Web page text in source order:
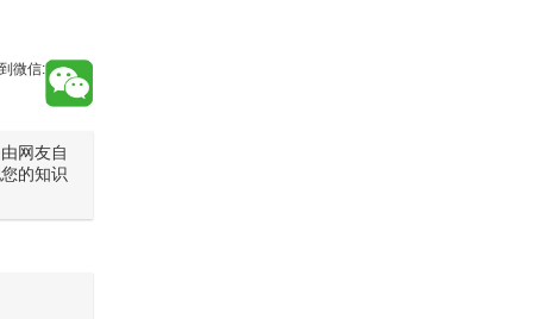
微信:
网友自
的知识